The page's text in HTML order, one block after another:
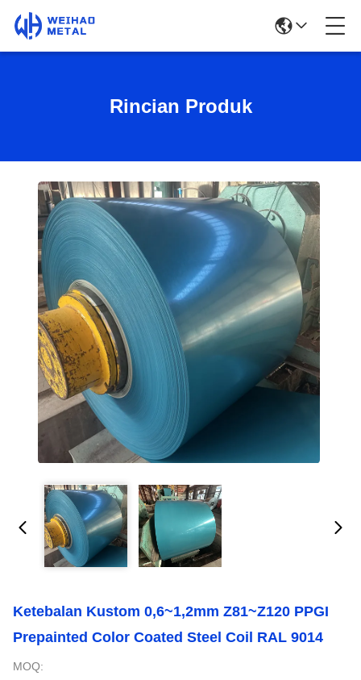
Rincian Produk
Ketebalan Kustom 0,6~1,2mm Z81~Z120 PPGI
Prepainted Color Coated Steel Coil RAL 9014
MOQ: